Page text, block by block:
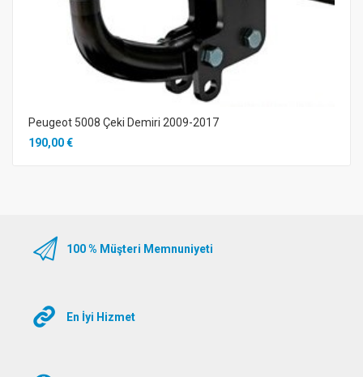
Peugeot 5008 Çeki Demiri 2009-2017
190,00 €
100 % Müşteri Memnuniyeti
En İyi Hizmet